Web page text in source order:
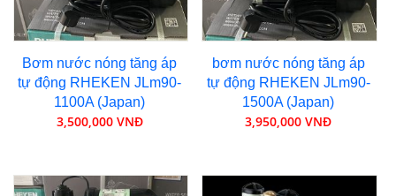
Bơm nước nóng tăng áp
tự động RHEKEN JLm90-
1100A (Japan)
3,500,000 VNĐ
bơm nước nóng tăng áp
tự động RHEKEN JLm90-
1500A (Japan)
3,950,000 VNĐ